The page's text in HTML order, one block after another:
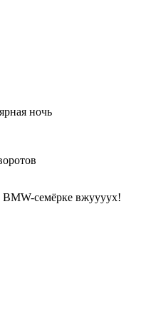
ночь
семёрке вжуууух!